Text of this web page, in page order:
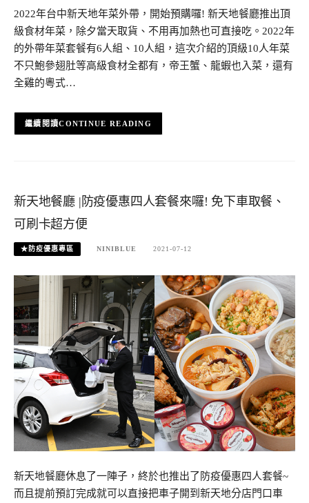
2022年台中新天地年菜外帶，開始預購囉! 新天地餐廳推出頂
級食材年菜，除夕當天取貨、不用再加熱也可直接吃。2022年
的外帶年菜套餐有6人組、10人組，這次介紹的頂級10人年菜
不只鮑參翅肚等高級食材全都有，帝王蟹、龍蝦也入菜，還有
全雞的粵式…
CONTINUE READING
新天地餐廳 |防疫優惠四人套餐來囉! 免下車取餐、
可刷卡超方便
★防疫優惠專區 NINIBLUE 2021-07-12
新天地餐廳休息了一陣子，終於也推出了防疫優惠四人套餐~
而且提前預訂完成就可以直接把車子開到新天地分店門口車